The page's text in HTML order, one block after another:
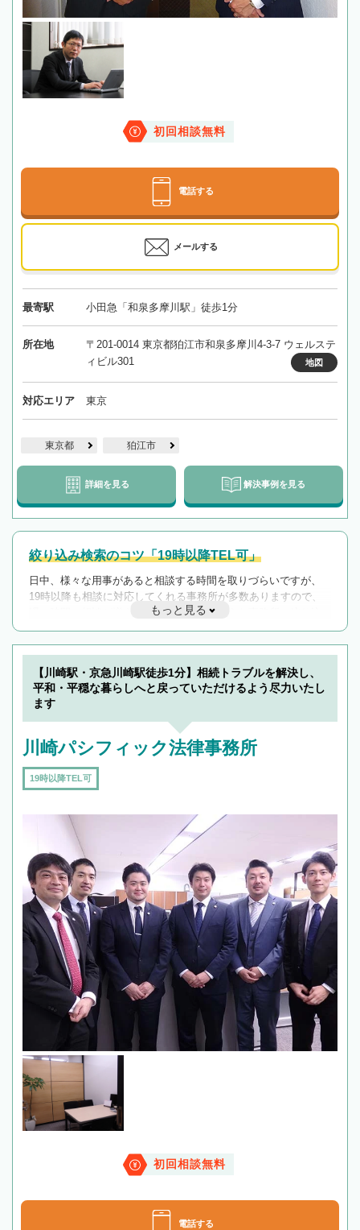
初回相談無料
電話する
メールする
最寄駅 小田急「和泉多摩川駅」徒歩1分
所在地
〒201-0014 東京都狛江市和泉多摩川4-3-7 ウェルステ
ィビル301
地図
対応エリア 東京
東京都 狛江市
詳細を見る 解決事例を見る
絞り込み検索のコツ「19時以降TEL可」
日中、様々な用事があると相談する時間を取りづらいですが、
19時以降も相談に対応してくれる事務所が多数ありますので、
遅い時間の相談が増えそうな場合はそのような事務所に絞り込
んで検索してみましょう。
19時以降TEL可の条件
を加えて再検索
もっと見る
【川崎駅・京急川崎駅徒歩1分】相続トラブルを解決し、
平和・平穏な暮らしへと戻っていただけるよう尽力いたし
ます
川崎パシフィック法律事務所
19時以降TEL可
初回相談無料
電話する